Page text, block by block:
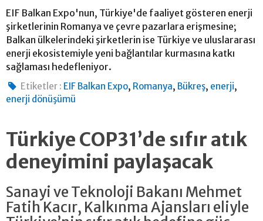
EIF Balkan Expo'nun, Türkiye'de faaliyet gösteren enerji
şirketlerinin Romanya ve çevre pazarlara erişmesine;
Balkan ülkelerindeki şirketlerin ise Türkiye ve uluslararası
enerji ekosistemiyle yeni bağlantılar kurmasına katkı
sağlaması hedefleniyor.
Etiketler : EIF Balkan Expo, Romanya, Bükreş, enerji,
enerji dönüşümü
Türkiye COP31’de sıfır atık
deneyimini paylaşacak
Sanayi ve Teknoloji Bakanı Mehmet
Fatih Kacır, Kalkınma Ajansları eliyle